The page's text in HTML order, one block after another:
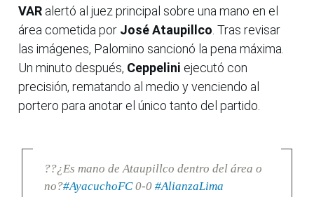
VAR alertó al juez principal sobre una mano en el
área cometida por José Ataupillco . Tras revisar
las imágenes, Palomino sancionó la pena máxima.
Un minuto después, Ceppelini ejecutó con
precisión, rematando al medio y venciendo al
portero para anotar el único tanto del partido.
??¿Es mano de Ataupillco dentro del área o
no?#AyacuchoFC0-0 #AlianzaLima